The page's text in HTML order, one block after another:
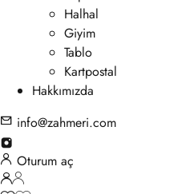
Halhal
Giyim
Tablo
Kartpostal
Hakkımızda
info@zahmeri.com
Oturum aç